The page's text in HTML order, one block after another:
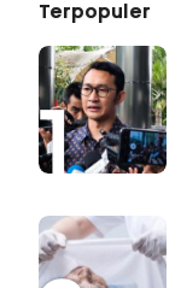
Terpopuler